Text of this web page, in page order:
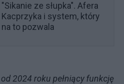
"Sikanie ze słupka". Afera
Kacprzyka i system, który
na to pozwala
2024 roku pełniący funkcję